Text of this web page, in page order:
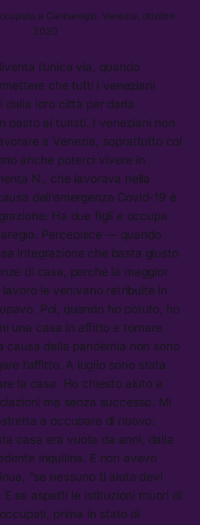
a Cannaregio. Venezia, ottobre
2020
l’unica via, quando
che tutti i veneziani
dalla loro città per darla
pasto ai turisti. I veneziani non
a Venezia, soprattutto col
anche poterci vivere in
N., che lavorava nella
dell’emergenza Covid-19 è
Ha due figli e occupa
Percepisce — quando
integrazione che basta giusto
di casa, perché la maggior
le venivano retribuite in
Poi, quando ho potuto, ho
una casa in affitto e tornare
causa della pandemia non sono
l’affitto. A luglio sono stata
la casa. Ho chiesto aiuto a
ma senza successo. Mi
a occupare di nuovo:
casa era vuota da anni, dalla
inquilina. E non avevo
“se nessuno ti aiuta devi
E se aspetti le istituzioni muori di
prima in stato di